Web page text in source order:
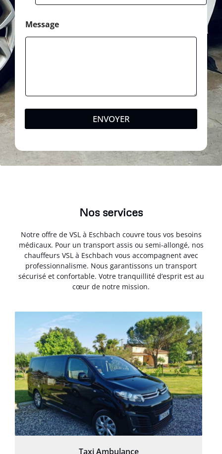
Message
ENVOYER
Nos services
Notre offre de VSL à Eschbach couvre tous vos besoins
médicaux. Pour un transport assis ou semi-allongé, nos
chauffeurs VSL à Eschbach vous accompagnent avec
professionnalisme. Nous garantissons un transport
sécurisé et confortable. Votre tranquillité d’esprit est au
cœur de notre mission.
Taxi Ambulance